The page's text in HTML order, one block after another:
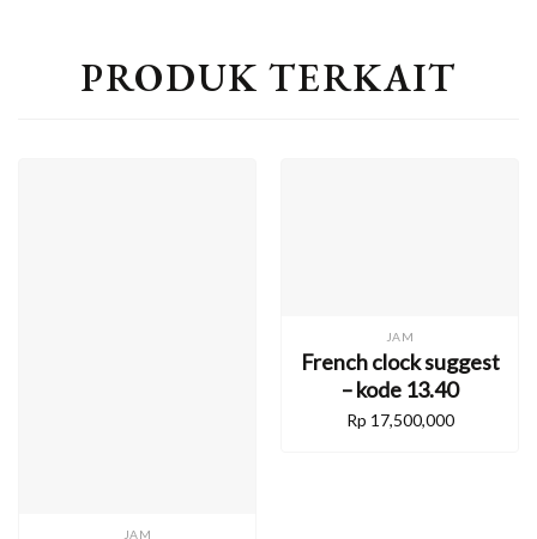
PRODUK TERKAIT
JAM
JAM
French clock suggest
– kode 13.40
Rp 17,500,000